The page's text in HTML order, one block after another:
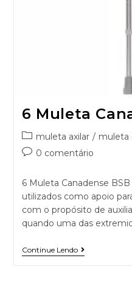
6 Muleta
muleta axilar / muleta
0 comentário
6 Muleta Canadense
utilizados como apoio
com o propósito de
quando uma das
Continue Lendo